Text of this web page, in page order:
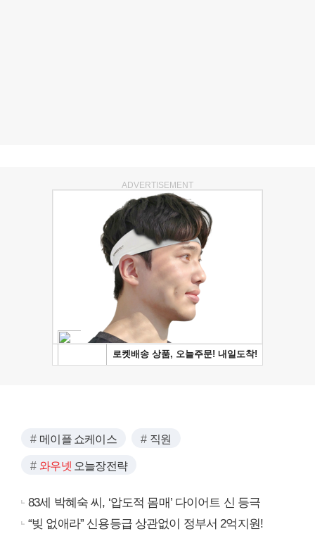
ADVERTISEMENT
메이플 쇼케이스 직원
와우넷 오늘장전략
83세 박혜숙 씨, ‘압도적 몸매’ 다이어트 신 등극
“빚 없애라” 신용등급 상관없이 정부서 2억지원!